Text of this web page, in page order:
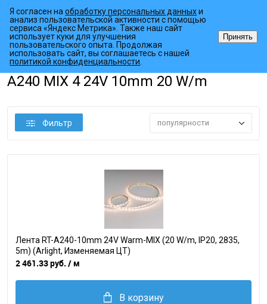
Главная страница • Каталог товаров • Светодиодные ленты
A240 MIX 4 24V 10mm 20 W/m
Фильтр популярности
Лента RT-A240-10mm 24V Warm-MIX (20 W/m, IP20, 2835,
5m) (Arlight, Изменяемая ЦТ)
2 461.33 руб. / м
В корзину
Я согласен наобработку персональных данныхи
анализ пользовательской активности с помощью
сервиса «Яндекс Метрика». Также наш сайт
использует куки для улучшения
пользовательского опыта. Продолжая
использовать сайт, вы соглашаетесь с нашей
политикой конфиденциальности
Принять